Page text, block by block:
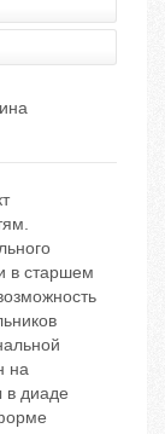
в старшем
на
в диаде